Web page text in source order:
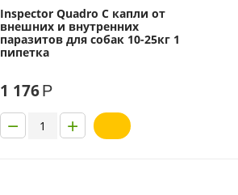
Inspector Quadro C капли от
внешних и внутренних
паразитов для собак 10-25кг 1
пипетка
1 176Р
+
−